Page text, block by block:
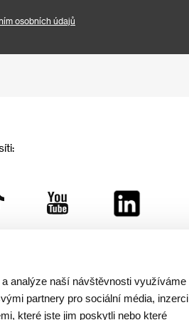
analýze naší návštěvnosti využíváme
partnery pro sociální média, inzerci
které jste jim poskytli nebo které
osobních údajů
i další projekty: